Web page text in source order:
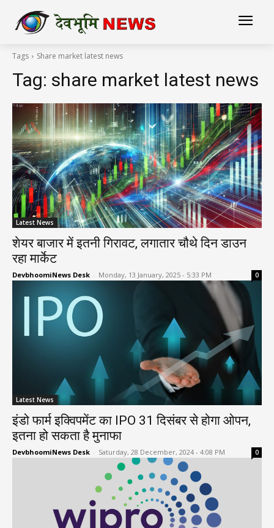
Tags Share market latest news
Tag: share market latest news
Latest News
शेयर बाजार में इतनी गिरावट, लगातार चौथे दिन डाउन
रहा मार्केट
DevbhoomiNews Desk - Monday, 13 January, 2025 - 5:33 PM 0
Latest News
इंडो फार्म इक्विपमेंट का IPO 31 दिसंबर से होगा ओपन,
इतना हो सकता है मुनाफा
DevbhoomiNews Desk - Saturday, 28 December, 2024 - 4:08 PM 0